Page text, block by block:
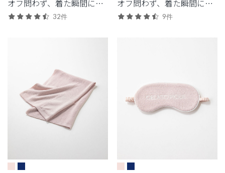
オフ問わず、着た瞬間に癒
される至極の着心地。
32件
オフ問わず、着た瞬間に癒
される至極の着心地。
9件